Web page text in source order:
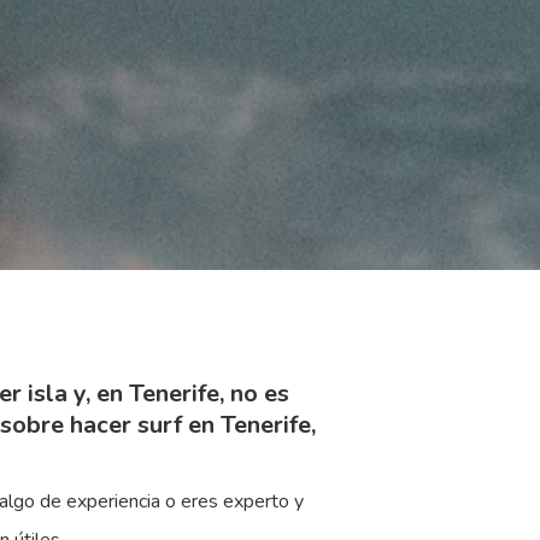
isla y, en Tenerife, no es
hacer surf en Tenerife,
de experiencia o eres experto y